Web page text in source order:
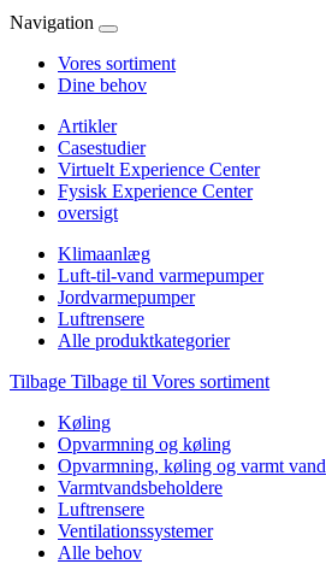
Navigation
Vores sortiment
Dine behov
Artikler
Casestudier
Virtuelt Experience Center
Fysisk Experience Center
oversigt
Klimaanlæg
Luft-til-vand varmepumper
Jordvarmepumper
Luftrensere
Alle produktkategorier
Tilbage Tilbage til Vores sortiment
Køling
Opvarmning og køling
Opvarmning, køling og varmt vand
Varmtvandsbeholdere
Luftrensere
Ventilationssystemer
Alle behov